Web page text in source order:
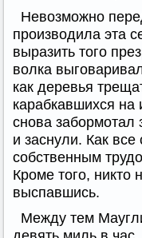
Невозможно
производила эта
выразить того
волка
как деревья
карабкавшихся
снова забормотал
и заснули. Как
собственным
Кроме того, никто
выспавшись.
Между тем